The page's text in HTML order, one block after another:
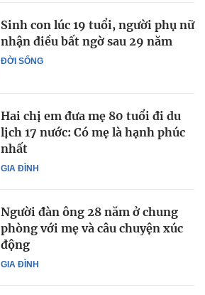
ĐỜI SỐNG
Sinh con lúc 19 tuổi, người phụ nữ
nhận điều bất ngờ sau 29 năm
GIA ĐÌNH
Hai chị em đưa mẹ 80 tuổi đi du
lịch 17 nước: Có mẹ là hạnh phúc
nhất
GIA ĐÌNH
Người đàn ông 28 năm ở chung
phòng với mẹ và câu chuyện xúc
động